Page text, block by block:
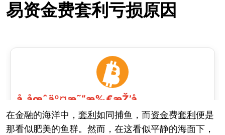
易资金费套利亏损原因
在金融的海洋中， 套利 如同捕鱼，而资金费套利 便是
那看似肥美的鱼群。然而，在这看似平静的海面下，